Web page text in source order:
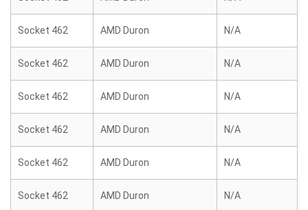
Socket 462 AMD Duron N/A
Socket 462 AMD Duron N/A
Socket 462 AMD Duron N/A
Socket 462 AMD Duron N/A
Socket 462 AMD Duron N/A
Socket 462 AMD Duron N/A